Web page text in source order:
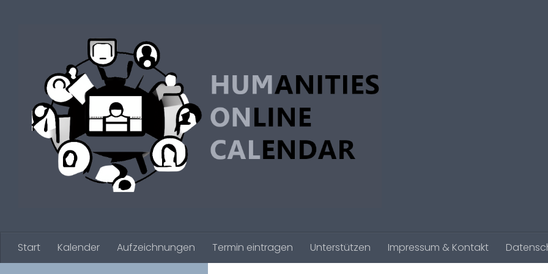
Start Kalender Aufzeichnungen Termin eintragen Unterstützen Impressum & Kontakt